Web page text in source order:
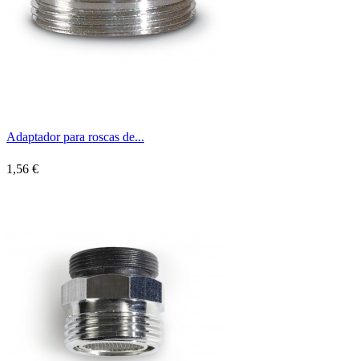
Adaptador para roscas de...
1,56 €